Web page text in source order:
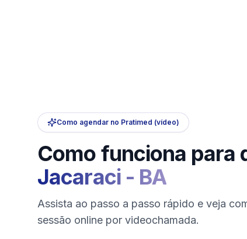
Como agendar no Pratimed (vídeo)
Como funciona para
Jacaraci- BA
Assista ao passo a passo rápido e veja
sessão online por videochamada.